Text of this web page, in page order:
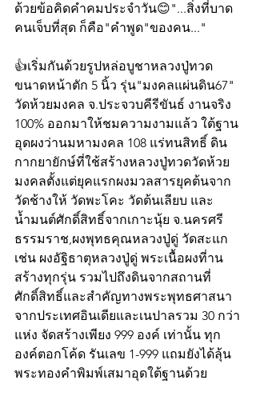
ด้วยข้อคิดคำคมประจำวัน😊"...สิ่งที่บาด
คนเจ็บที่สุด ก็คือ"คำพูด"ของคน..."
👍เริ่มกันด้วยรูปหล่อบูชาหลวงปู่ทวด
ขนาดหน้าตัก 5 นิ้ว รุ่น"มงคลแผ่นดิน67"
วัดห้วยมงคล จ.ประจวบคีรีขันธ์ งานจริง
100% ออกมาให้ชมความงามแล้ว ใต้ฐาน
อุดผงว่านมหามงคล 108 แร่ทนสิทธิ์ ดิน
กากยายักษ์ที่ใช้สร้างหลวงปู่ทวดวัดห้วย
มงคลตั้งแต่ยุคแรกผงมวลสารยุคต้นจาก
วัดช้างให้ วัดพะโคะ วัดต้นเลียบ และ
น้ำมนต์ศักดิ์สิทธิ์จากเกาะนุ้ย จ.นครศรี
ธรรมราช,ผงพุทธคุณหลวงปู่ดู่ วัดสะแก
เช่น ผงอัฐิธาตุหลวงปู่ดู่ พระเนื้อผงที่าน
สร้างทุกรุ่น รวมไปถึงดินจากสถานที่
ศักดิ์สิทธิ์และสำคัญทางพระพุทธศาสนา
จากประเทศอินเดียและเนปาลรวม 30 กว่า
แห่ง จัดสร้างเพียง 999 องค์ เท่านั้น ทุก
องค์ตอกโค้ด รันเลข 1-999 แถมยังได้ลุ้น
พระทองคำพิมพ์เสมาอุดใต้ฐานด้วย